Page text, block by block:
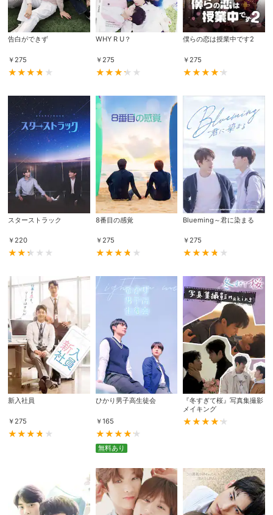
会員設定 会員情報 閉じる
会員情報変更
基本情報、本人連絡先、パスワード 、クレ
ジットカード情報の変更が可能です。
決済方法変更 決済方法の変更が可能です。
購入明細 ４ヵ月分の購入明細の確認が可能です。
Myクーポン
現在獲得済みのお得なクーポンを確認でき
ます。
購入履歴
レンタル、購入、定額見放題の購入履歴の
確認が可能です。こちらから視聴いただく
と便利です。
お気に入りに登録した作品を確認できま
す。お気に入りに追加した作品の削除も可
サイト内の閲覧履歴を確認できます。履歴
視聴年齢制限
サイト内で表示される作品の表示制限が可
能です。5段階の年齢区分から選択できま
告白ができず
￥275
WHY R U？
￥275
僕らの恋は授業中です2
￥275
スターストラック
￥220
8番目の感覚
￥275
Blueming～君に染まる
￥275
新入社員
￥ 275
ひかり男子高生徒会
￥165
無料あり
『冬すぎて桜』写真集撮影
メイキング